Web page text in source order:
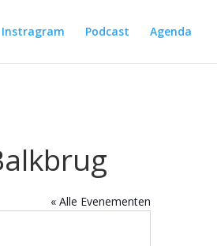
Instragram Podcast Agenda
« Alle Evenementen